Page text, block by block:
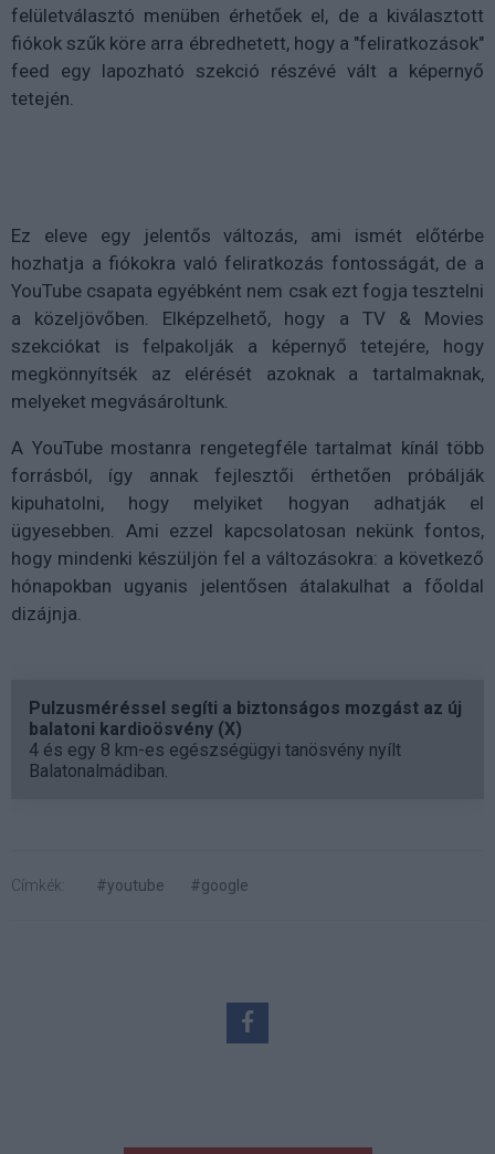
felületválasztó menüben érhetőek el, de a kiválasztott
fiókok szűk köre arra ébredhetett, hogy a "feliratkozások"
feed egy lapozható szekció részévé vált a képernyő
tetején.
Ez eleve egy jelentős változás, ami ismét előtérbe
hozhatja a fiókokra való feliratkozás fontosságát, de a
YouTube csapata egyébként nem csak ezt fogja tesztelni
a közeljövőben. Elképzelhető, hogy a TV & Movies
szekciókat is felpakolják a képernyő tetejére, hogy
megkönnyítsék az elérését azoknak a tartalmaknak,
melyeket megvásároltunk.
A YouTube mostanra rengetegféle tartalmat kínál több
forrásból, így annak fejlesztői érthetően próbálják
kipuhatolni, hogy melyiket hogyan adhatják el
ügyesebben. Ami ezzel kapcsolatosan nekünk fontos,
hogy mindenki készüljön fel a változásokra: a következő
hónapokban ugyanis jelentősen átalakulhat a főoldal
dizájnja.
Pulzusméréssel segíti a biztonságos mozgást az új
balatoni kardioösvény (X)
4 és egy 8 km-es egészségügyi tanösvény nyílt
Balatonalmádiban.
Címkék: #youtube #google